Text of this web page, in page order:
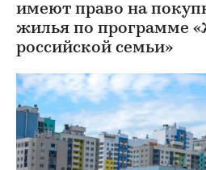
имеют право на
жилья по программе
российской семьи»